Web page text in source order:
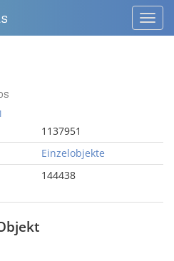
1137951
Einzelobjekte
144438